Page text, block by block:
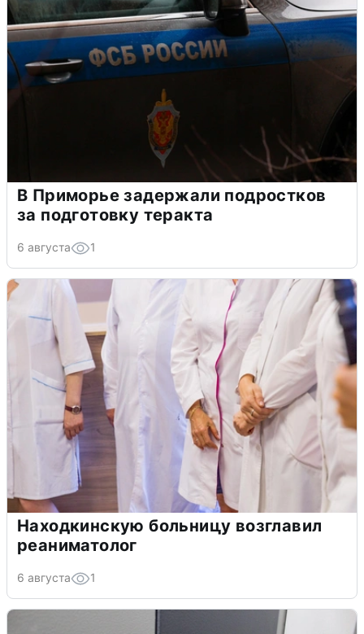
В Приморье задержали подростков
за подготовку теракта
6 августа 1
Находкинскую больницу возглавил
реаниматолог
6 августа 1